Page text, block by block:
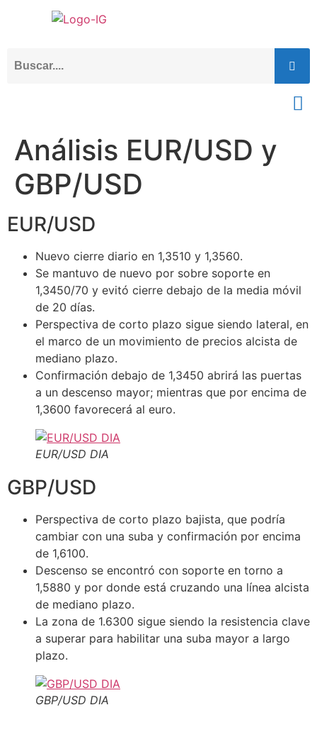
Análisis EUR/USD y
GBP/USD
EUR/USD
Nuevo cierre diario en 1,3510 y 1,3560.
Se mantuvo de nuevo por sobre soporte en
1,3450/70 y evitó cierre debajo de la media móvil
de 20 días.
Perspectiva de corto plazo sigue siendo lateral, en
el marco de un movimiento de precios alcista de
mediano plazo.
Confirmación debajo de 1,3450 abrirá las puertas
a un descenso mayor; mientras que por encima de
1,3600 favorecerá al euro.
EUR/USD DIA
GBP/USD
Perspectiva de corto plazo bajista, que podría
cambiar con una suba y confirmación por encima
de 1,6100.
Descenso se encontró con soporte en torno a
1,5880 y por donde está cruzando una línea alcista
de mediano plazo.
La zona de 1.6300 sigue siendo la resistencia clave
a superar para habilitar una suba mayor a largo
plazo.
GBP/USD DIA